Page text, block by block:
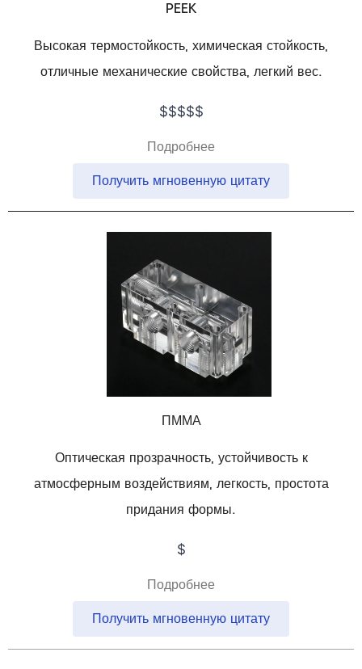
PEEK
Высокая термостойкость, химическая стойкость,
отличные механические свойства, легкий вес.
$$$$$
Подробнее
Получить мгновенную цитату
ПММА
Оптическая прозрачность, устойчивость к
атмосферным воздействиям, легкость, простота
придания формы.
$
Подробнее
Получить мгновенную цитату